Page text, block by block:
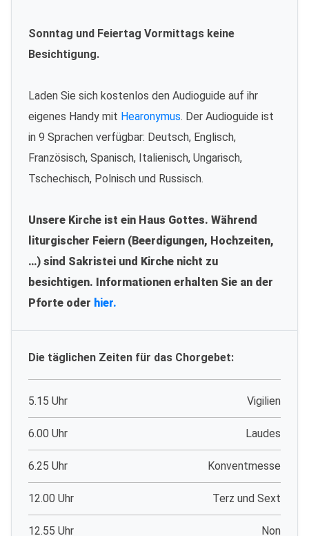
Sonntag und Feiertag Vormittags keine
Besichtigung.
Laden Sie sich kostenlos den Audioguide auf ihr
eigenes Handy mit Hearonymus. Der Audioguide ist
in 9 Sprachen verfügbar: Deutsch, Englisch,
Französisch, Spanisch, Italienisch, Ungarisch,
Tschechisch, Polnisch und Russisch.
Unsere Kirche ist ein Haus Gottes. Während
liturgischer Feiern (Beerdigungen, Hochzeiten,
…) sind Sakristei und Kirche nicht zu
besichtigen. Informationen erhalten Sie an der
Pforte oder hier.
Die täglichen Zeiten für das Chorgebet:
5.15 Uhr Vigilien
6.00 Uhr Laudes
6.25 Uhr Konventmesse
12.00 Uhr Terz und Sext
12.55 Uhr Non